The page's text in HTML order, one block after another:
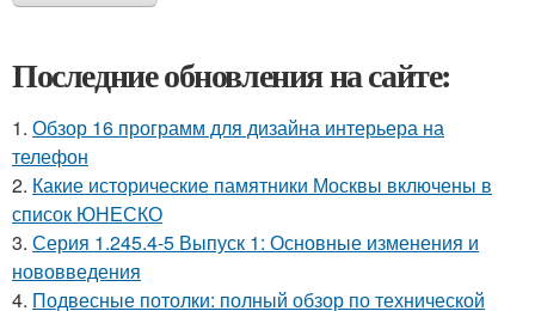
Последние обновления на сайте:
1. Обзор 16 программ для дизайна интерьера на
телефон
2. Какие исторические памятники Москвы включены в
список ЮНЕСКО
3. Серия 1.245.4-5 Выпуск 1: Основные изменения и
нововведения
4. Подвесные потолки: полный обзор по технической